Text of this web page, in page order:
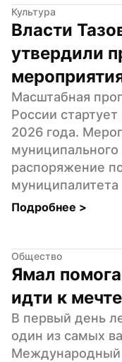
Культура
Власти
утвердили
Масштабная
России
2026 года.
распоряжение
Подробнее >
Общество
Ямал
идти к мечте
В первый день
один из самых
Международный